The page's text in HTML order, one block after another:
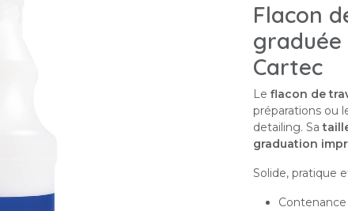
Flacon
graduée
Cartec
Le flacon de
préparations ou
detailing. Sa
graduation
Solide, pratique